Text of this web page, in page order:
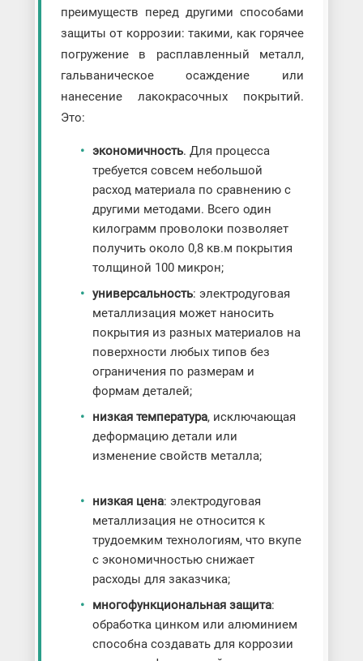
преимуществ перед другими способами
защиты от коррозии: такими, как горячее
погружение в расплавленный металл,
гальваническое осаждение или
нанесение лакокрасочных покрытий.
Это:
экономичность. Для процесса
требуется совсем небольшой
расход материала по сравнению с
другими методами. Всего один
килограмм проволоки позволяет
получить около 0,8 кв.м покрытия
толщиной 100 микрон;
универсальность: электродуговая
металлизация может наносить
покрытия из разных материалов на
поверхности любых типов без
ограничения по размерам и
формам деталей;
низкая температура, исключающая
деформацию детали или
изменение свойств металла;
низкая цена: электродуговая
металлизация не относится к
трудоемким технологиям, что вкупе
с экономичностью снижает
расходы для заказчика;
многофункциональная защита:
обработка цинком или алюминием
способна создавать для коррозии